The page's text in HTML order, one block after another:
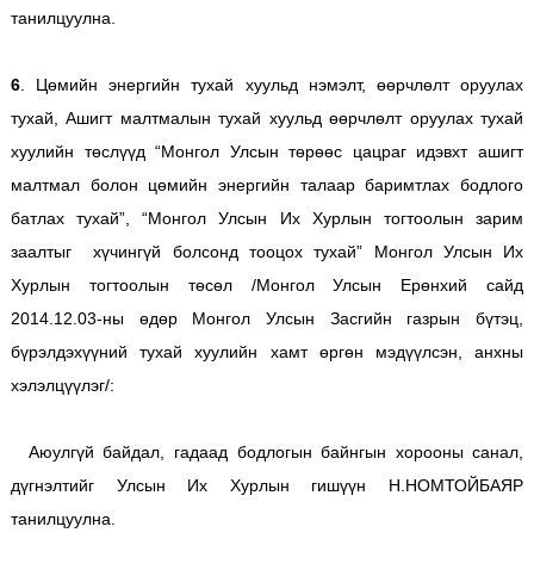
танилцуулна.
6. Цөмийн энергийн тухай хуульд нэмэлт, өөрчлөлт оруулах
тухай, Ашигт малтмалын тухай хуульд өөрчлөлт оруулах тухай
хуулийн төслүүд “Монгол Улсын төрөөс цацраг идэвхт ашигт
малтмал болон цөмийн энергийн талаар баримтлах бодлого
батлах тухай”, “Монгол Улсын Их Хурлын тогтоолын зарим
заалтыг хүчингүй болсонд тооцох тухай” Монгол Улсын Их
Хурлын тогтоолын төсөл /Монгол Улсын Ерөнхий сайд
2014.12.03-ны өдөр Монгол Улсын Засгийн газрын бүтэц,
бүрэлдэхүүний тухай хуулийн хамт өргөн мэдүүлсэн, анхны
хэлэлцүүлэг/:
Аюулгүй байдал, гадаад бодлогын байнгын хорооны санал,
дүгнэлтийг Улсын Их Хурлын гишүүн Н.НОМТОЙБАЯР
танилцуулна.